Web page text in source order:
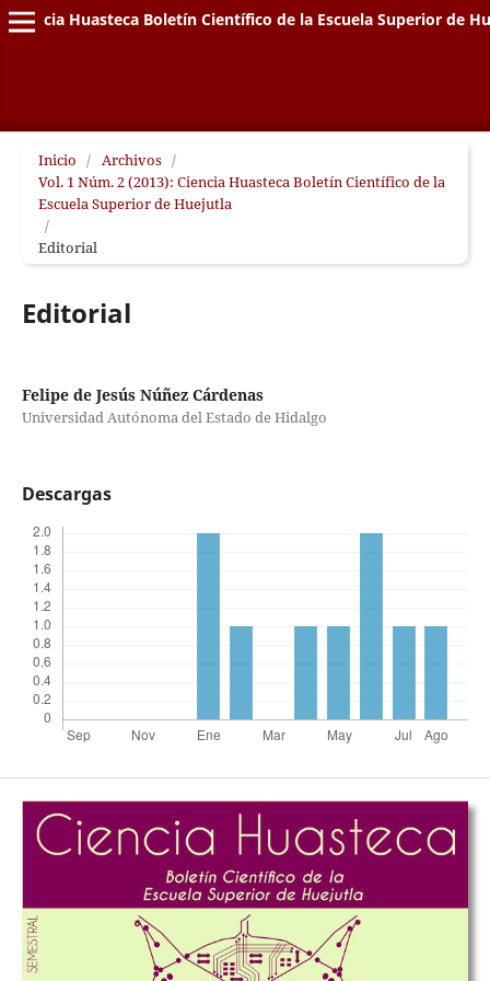
Ciencia Huasteca Boletín Científico de la Escuela Superior de
Inicio / Archivos /
Vol. 1 Núm. 2 (2013): Ciencia Huasteca Boletín Científico de la
Escuela Superior de Huejutla
/
Editorial
Editorial
Felipe de Jesús Núñez Cárdenas
Universidad Autónoma del Estado de Hidalgo
Descargas